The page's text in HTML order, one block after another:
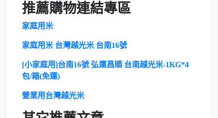
推薦購物連結專區
家庭用米
家庭用米 台灣越光米 台南16號
[小家庭用]台南16號 弘運昌順 台南越光米-1KG*4
包/箱(免運)
營業用台灣越光米